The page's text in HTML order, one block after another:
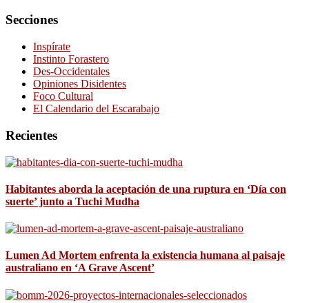
Secciones
Inspírate
Instinto Forastero
Des-Occidentales
Opiniones Disidentes
Foco Cultural
El Calendario del Escarabajo
Recientes
Habitantes aborda la aceptación de una ruptura en ‘Día con
suerte’ junto a Tuchi Mudha
Lumen Ad Mortem enfrenta la existencia humana al paisaje
australiano en ‘A Grave Ascent’